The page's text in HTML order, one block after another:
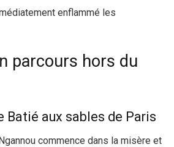
enflammé les
parcours hors du
Batié aux sables de Paris
commence dans la misère et